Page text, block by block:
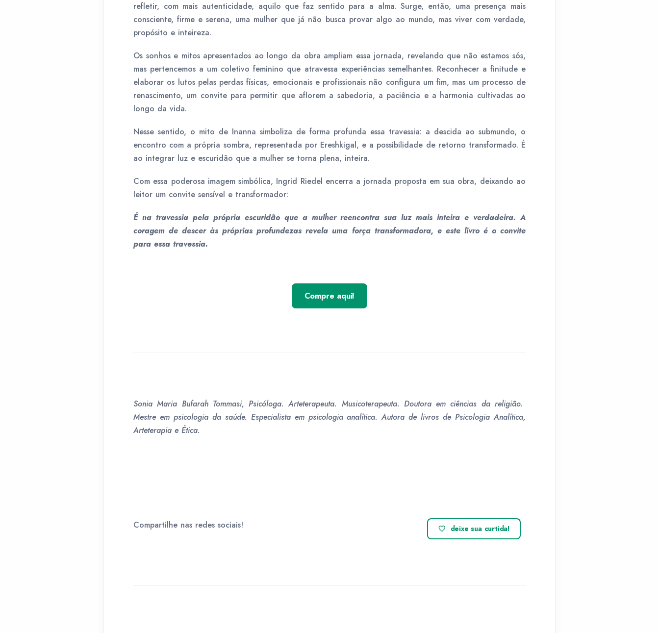
refletir, com mais autenticidade, aquilo que faz sentido para a alma. Surge, então, uma presença mais
consciente, firme e serena, uma mulher que já não busca provar algo ao mundo, mas viver com verdade,
propósito e inteireza.
Os sonhos e mitos apresentados ao longo da obra ampliam essa jornada, revelando que não estamos sós,
mas pertencemos a um coletivo feminino que atravessa experiências semelhantes. Reconhecer a finitude e
elaborar os lutos pelas perdas físicas, emocionais e profissionais não configura um fim, mas um processo de
renascimento, um convite para permitir que aflorem a sabedoria, a paciência e a harmonia cultivadas ao
longo da vida.
Nesse sentido, o mito de Inanna simboliza de forma profunda essa travessia: a descida ao submundo, o
encontro com a própria sombra, representada por Ereshkigal, e a possibilidade de retorno transformado. É
ao integrar luz e escuridão que a mulher se torna plena, inteira.
Com essa poderosa imagem simbólica, Ingrid Riedel encerra a jornada proposta em sua obra, deixando ao
leitor um convite sensível e transformador:
É na travessia pela própria escuridão que a mulher reencontra sua luz mais inteira e verdadeira. A
coragem de descer às próprias profundezas revela uma força transformadora, e este livro é o convite
para essa travessia.
Compre aqui!
Sonia Maria Bufarah Tommasi, Psicóloga. Arteterapeuta. Musicoterapeuta. Doutora em ciências da religião.
Mestre em psicologia da saúde. Especialista em psicologia analítica. Autora de livros de Psicologia Analítica,
Arteterapia e Ética.
Compartilhe nas redes sociais! deixe sua curtida!